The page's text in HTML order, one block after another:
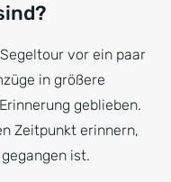
vor ein paar
in größere
geblieben.
Zeitpunkt erinnern,
ist.